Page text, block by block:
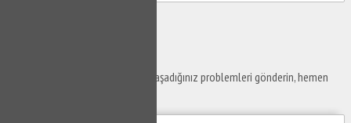
Yaşam alanlarınız ve ofislerinizde yaşadığınız problemleri gönderin, hemen